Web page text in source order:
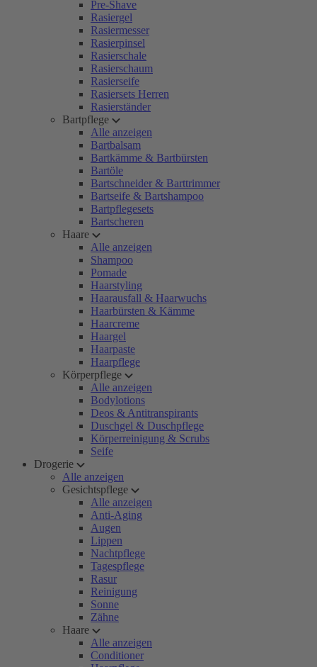
Pre-Shave
Rasiergel
Rasiermesser
Rasierpinsel
Rasierschale
Rasierschaum
Rasierseife
Rasiersets Herren
Rasierständer
Bartpflege
Alle anzeigen
Bartbalsam
Bartkämme & Bartbürsten
Bartöle
Bartschneider & Barttrimmer
Bartseife & Bartshampoo
Bartpflegesets
Bartscheren
Haare
Alle anzeigen
Shampoo
Pomade
Haarstyling
Haarausfall & Haarwuchs
Haarbürsten & Kämme
Haarcreme
Haargel
Haarpaste
Haarpflege
Körperpflege
Alle anzeigen
Bodylotions
Deos & Antitranspirants
Duschgel & Duschpflege
Körperreinigung & Scrubs
Seife
Drogerie
Alle anzeigen
Gesichtspflege
Alle anzeigen
Anti-Aging
Augen
Lippen
Nachtpflege
Tagespflege
Rasur
Reinigung
Sonne
Zähne
Haare
Alle anzeigen
Conditioner